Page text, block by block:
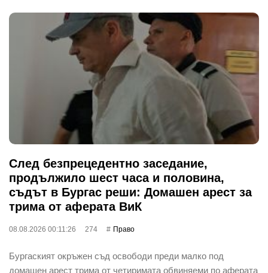
След безпрецедентно заседание,
продължило шест часа и половина,
съдът в Бургас реши: Домашен арест за
трима от аферата ВиК
08.08.2026 00:11:26 274 Право
Бургаският окръжен съд освободи преди малко под
домашен арест трима от четиримата обвиняеми по аферата